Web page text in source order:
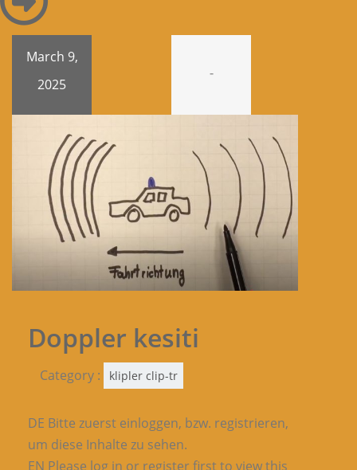
March 9,
2025
-
Doppler kesiti
Category : klipler clip-tr
DE Bitte zuerst einloggen, bzw. registrieren,
um diese Inhalte zu sehen.
EN Please log in or register first to view this